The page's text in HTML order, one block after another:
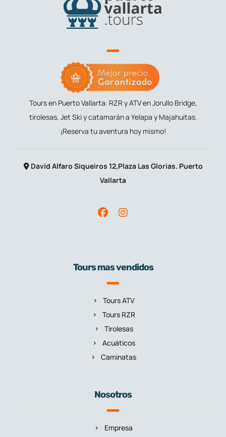
Tours en Puerto Vallarta: RZR y ATV en Jorullo Bridge,
tirolesas, Jet Ski y catamarán a Yelapa y Majahuitas.
¡Reserva tu aventura hoy mismo!
David Alfaro Siqueiros 12,Plaza Las Glorias. Puerto
Vallarta
Tours mas vendidos
Tours ATV
Tours RZR
Tirolesas
Acuáticos
Caminatas
Nosotros
Empresa